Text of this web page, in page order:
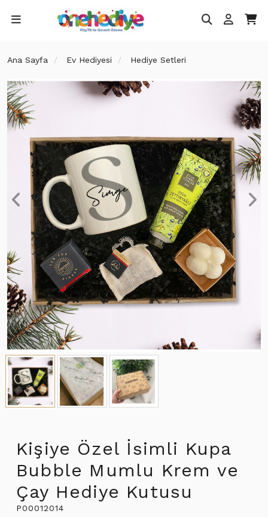
Ana Sayfa Ev Hediyesi Hediye Setleri
Kişiye Özel İsimli Kupa
Bubble Mumlu Krem ve
Çay Hediye Kutusu
P00012014